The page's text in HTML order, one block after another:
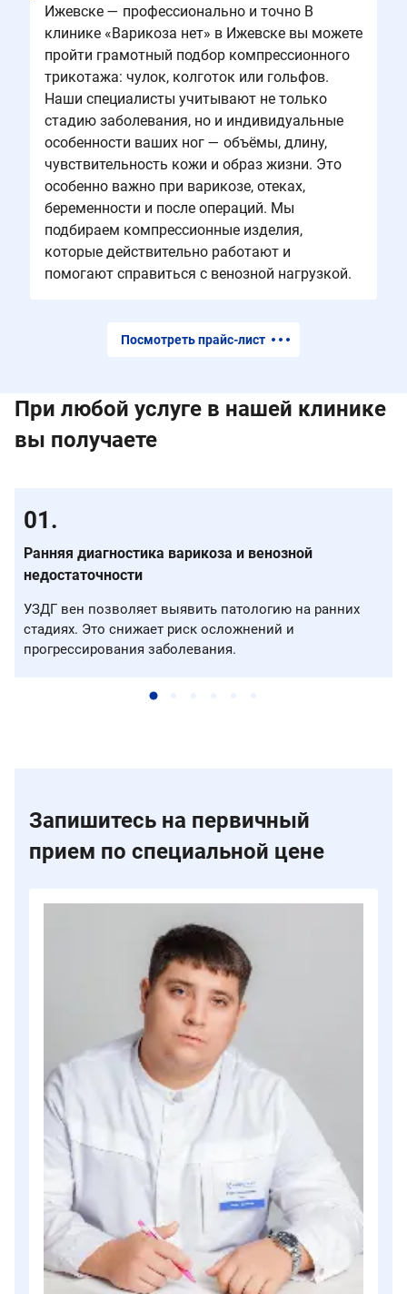
Ижевске — профессионально и точно В
клинике «Варикоза нет» в Ижевске вы можете
пройти грамотный подбор компрессионного
трикотажа: чулок, колготок или гольфов.
Наши специалисты учитывают не только
стадию заболевания, но и индивидуальные
особенности ваших ног — объёмы, длину,
чувствительность кожи и образ жизни. Это
особенно важно при варикозе, отеках,
беременности и после операций. Мы
подбираем компрессионные изделия,
которые действительно работают и
помогают справиться с венозной нагрузкой.
Посмотреть прайс-лист
При любой услуге в нашей клинике
вы получаете
Ранняя диагностика варикоза и венозной
недостаточности
УЗДГ вен позволяет выявить патологию на ранних
стадиях. Это снижает риск осложнений и
прогрессирования заболевания.
Запишитесь на первичный
прием по специальной цене